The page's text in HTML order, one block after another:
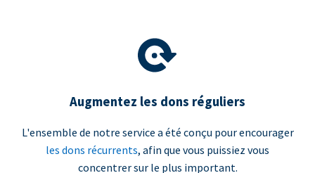
Augmentez les dons réguliers
L'ensemble de notre service a été conçu pour encourager
les dons récurrents, afin que vous puissiez vous
concentrer sur le plus important.